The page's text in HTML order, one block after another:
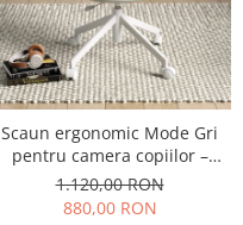
Scaun ergonomic Mode Gri
pentru camera copiilor –
confort, design modern și
reglabil pe înălțime
1.120,00 RON
880,00 RON